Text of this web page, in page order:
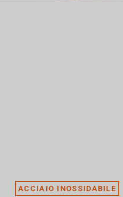
ACCIAIO INOSSIDABILE